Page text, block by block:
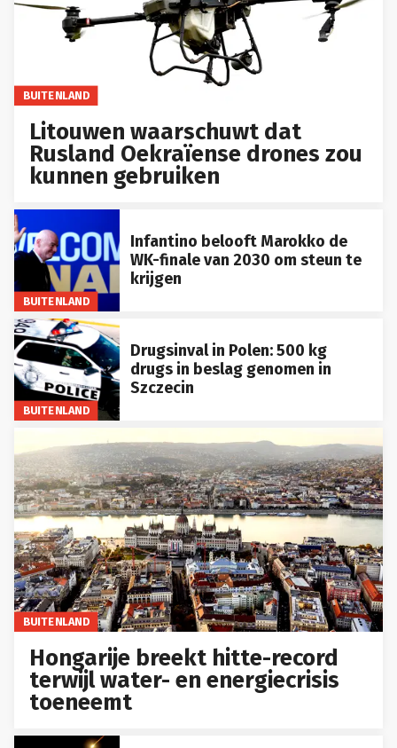
BUITENLAND
Litouwen waarschuwt dat
Rusland Oekraïense drones zou
kunnen gebruiken
BUITENLAND
Infantino belooft Marokko de
WK-finale van 2030 om steun te
krijgen
BUITENLAND
Drugsinval in Polen: 500 kg
drugs in beslag genomen in
Szczecin
BUITENLAND
Hongarije breekt hitte-record
terwijl water- en energiecrisis
toeneemt